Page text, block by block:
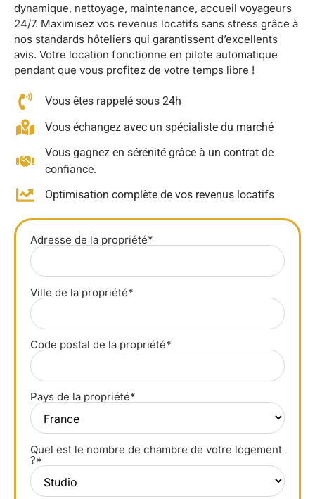
dynamique, nettoyage, maintenance, accueil voyageurs
24/7. Maximisez vos revenus locatifs sans stress grâce à
nos standards hôteliers qui garantissent d’excellents
avis. Votre location fonctionne en pilote automatique
pendant que vous profitez de votre temps libre !
Vous êtes rappelé sous 24h
Vous échangez avec un spécialiste du marché
Vous gagnez en sérénité grâce à un contrat de
confiance.
Optimisation complète de vos revenus locatifs
Adresse de la propriété*
Ville de la propriété*
Code postal de la propriété*
Pays de la propriété*
Quel est le nombre de chambre de votre logement
?*